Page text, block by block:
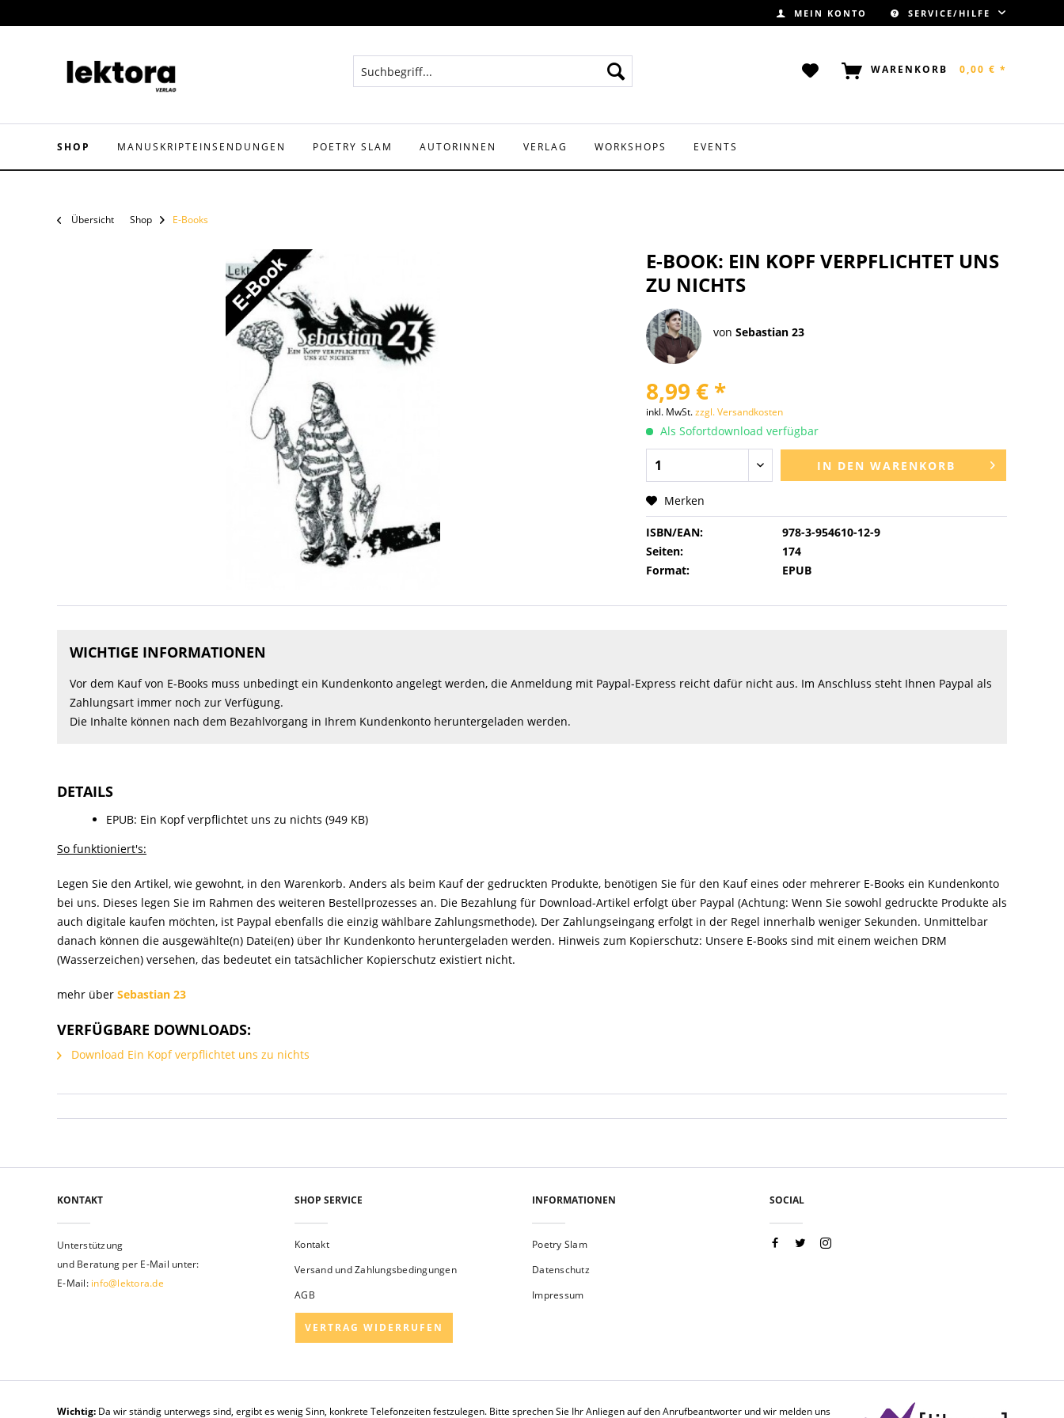
MEIN KONTO SERVICE/HILFE
WARENKORB 0,00 € *
SHOP MANUSKRIPTEINSENDUNGEN POETRY SLAM AUTORINNEN VERLAG WORKSHOPS EVENTS
Übersicht Shop E-Books
E-BOOK: EIN KOPF VERPFLICHTET UNS
ZU NICHTS
von Sebastian 23
8,99 € *
inkl. MwSt.zzgl. Versandkosten
Als Sofortdownload verfügbar
IN DEN WARENKORB
Merken
ISBN/EAN:
978-3-954610-12-9
Seiten:
174
Format:
EPUB
WICHTIGE INFORMATIONEN
Vor dem Kauf von E-Books muss unbedingt ein Kundenkonto angelegt werden, die Anmeldung mit Paypal-Express reicht dafür nicht aus. Im Anschluss steht Ihnen Paypal als
Zahlungsart immer noch zur Verfügung.
Die Inhalte können nach dem Bezahlvorgang in Ihrem Kundenkonto heruntergeladen werden.
DETAILS
EPUB: Ein Kopf verpflichtet uns zu nichts (949 KB)
So funktioniert's:
Legen Sie den Artikel, wie gewohnt, in den Warenkorb. Anders als beim Kauf der gedruckten Produkte, benötigen Sie für den Kauf eines oder mehrerer E-Books ein Kundenkonto
bei uns. Dieses legen Sie im Rahmen des weiteren Bestellprozesses an. Die Bezahlung für Download-Artikel erfolgt über Paypal (Achtung: Wenn Sie sowohl gedruckte Produkte als
auch digitale kaufen möchten, ist Paypal ebenfalls die einzig wählbare Zahlungsmethode). Der Zahlungseingang erfolgt in der Regel innerhalb weniger Sekunden. Unmittelbar
danach können die ausgewählte(n) Datei(en) über Ihr Kundenkonto heruntergeladen werden. Hinweis zum Kopierschutz: Unsere E-Books sind mit einem weichen DRM
(Wasserzeichen) versehen, das bedeutet ein tatsächlicher Kopierschutz existiert nicht.
mehr über Sebastian 23
VERFÜGBARE DOWNLOADS:
Download Ein Kopf verpflichtet uns zu nichts
KONTAKT
Unterstützung
und Beratung per E-Mail unter:
E-Mail: info@lektora.de
SHOP SERVICE
Kontakt
Versand und Zahlungsbedingungen
AGB
VERTRAG WIDERRUFEN
INFORMATIONEN
Poetry Slam
Datenschutz
Impressum
SOCIAL
Wichtig: Da wir ständig unterwegs sind, ergibt es wenig Sinn, konkrete Telefonzeiten festzulegen. Bitte sprechen Sie Ihr Anliegen auf den Anrufbeantworter und wir melden uns